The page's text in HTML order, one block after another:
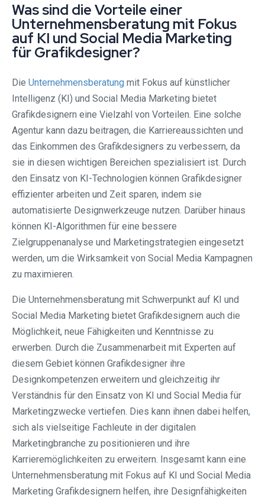
Was sind die Vorteile einer
Unternehmensberatung mit Fokus
auf KI und Social Media Marketing
für Grafikdesigner?
Die Unternehmensberatung mit Fokus auf künstlicher
Intelligenz (KI) und Social Media Marketing bietet
Grafikdesignern eine Vielzahl von Vorteilen. Eine solche
Agentur kann dazu beitragen, die Karriereaussichten und
das Einkommen des Grafikdesigners zu verbessern, da
sie in diesen wichtigen Bereichen spezialisiert ist. Durch
den Einsatz von KI-Technologien können Grafikdesigner
effizienter arbeiten und Zeit sparen, indem sie
automatisierte Designwerkzeuge nutzen. Darüber hinaus
können KI-Algorithmen für eine bessere
Zielgruppenanalyse und Marketingstrategien eingesetzt
werden, um die Wirksamkeit von Social Media Kampagnen
zu maximieren.
Die Unternehmensberatung mit Schwerpunkt auf KI und
Social Media Marketing bietet Grafikdesignern auch die
Möglichkeit, neue Fähigkeiten und Kenntnisse zu
erwerben. Durch die Zusammenarbeit mit Experten auf
diesem Gebiet können Grafikdesigner ihre
Designkompetenzen erweitern und gleichzeitig ihr
Verständnis für den Einsatz von KI und Social Media für
Marketingzwecke vertiefen. Dies kann ihnen dabei helfen,
sich als vielseitige Fachleute in der digitalen
Marketingbranche zu positionieren und ihre
Karrieremöglichkeiten zu erweitern. Insgesamt kann eine
Unternehmensberatung mit Fokus auf KI und Social Media
Marketing Grafikdesignern helfen, ihre Designfähigkeiten